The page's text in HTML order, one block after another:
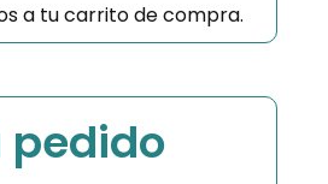
a tu carrito de compra.
pedido